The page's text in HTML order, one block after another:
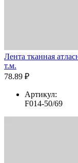
Лента тканная
т.м.
78.89 ₽
Артикул:
F014-50/69